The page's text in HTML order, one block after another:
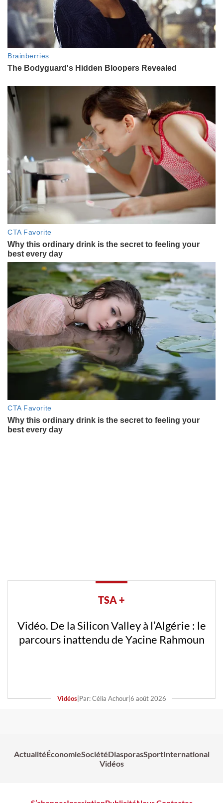
TSA +
Vidéo. De la Silicon Valley à l’Algérie : le
parcours inattendu de Yacine Rahmoun
Vidéos| Par: Célia Achour| 6 août 2026
ActualitéÉconomieSociétéDiasporasSportInternational
Vidéos